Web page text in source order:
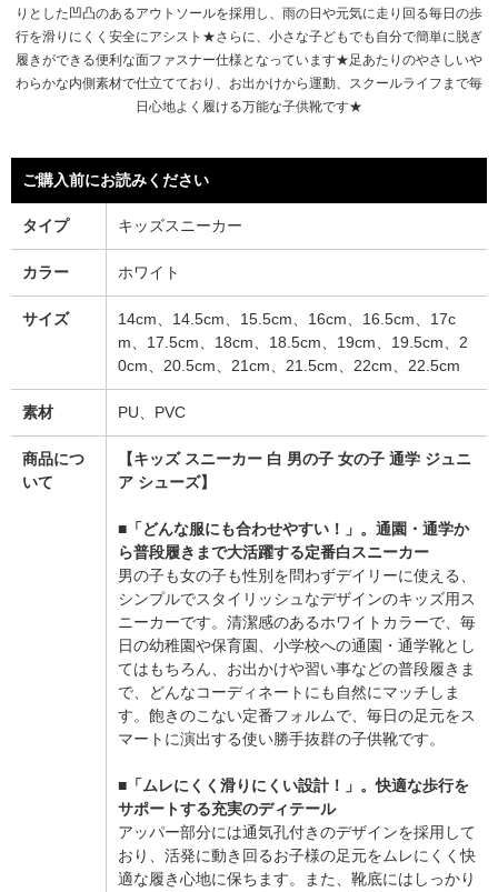
りとした凹凸のあるアウトソールを採用し、雨の日や元気に走り回る毎日の歩
行を滑りにくく安全にアシスト★さらに、小さな子どもでも自分で簡単に脱ぎ
履きができる便利な面ファスナー仕様となっています★足あたりのやさしいや
わらかな内側素材で仕立てており、お出かけから運動、スクールライフまで毎
日心地よく履ける万能な子供靴です★
ご購入前にお読みください
タイプ キッズスニーカー
カラー ホワイト
サイズ
14cm、14.5cm、15.5cm、16cm、16.5cm、17c
m、17.5cm、18cm、18.5cm、19cm、19.5cm、2
0cm、20.5cm、21cm、21.5cm、22cm、22.5cm
素材 PU、PVC
商品につ
いて
【キッズ スニーカー 白 男の子 女の子 通学 ジュニ
ア シューズ】
■「どんな服にも合わせやすい！」。通園・通学か
ら普段履きまで大活躍する定番白スニーカー
男の子も女の子も性別を問わずデイリーに使える、
シンプルでスタイリッシュなデザインのキッズ用ス
ニーカーです。清潔感のあるホワイトカラーで、毎
日の幼稚園や保育園、小学校への通園・通学靴とし
てはもちろん、お出かけや習い事などの普段履きま
で、どんなコーディネートにも自然にマッチしま
す。飽きのこない定番フォルムで、毎日の足元をス
マートに演出する使い勝手抜群の子供靴です。
■「ムレにくく滑りにくい設計！」。快適な歩行を
サポートする充実のディテール
アッパー部分には通気孔付きのデザインを採用して
おり、活発に動き回るお子様の足元をムレにくく快
適な履き心地に保ちます。また、靴底にはしっかり